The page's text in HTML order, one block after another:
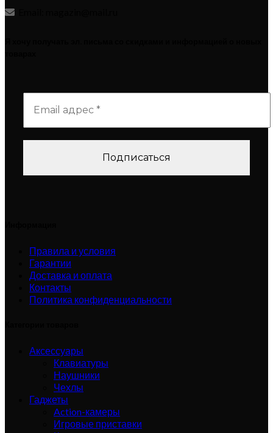
Правила и условия
Гарантии
Доставка и оплата
Контакты
Политика конфиденциальности
Аксессуары
Клавиатуры
Наушники
Чехлы
Гаджеты
Action-камеры
Игровые приставки